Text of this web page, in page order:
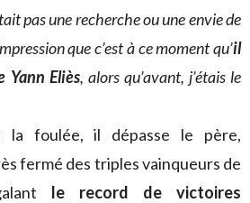
pas une recherche ou une envie de
que c’est à ce moment qu’il
Yann Eliès, alors qu’avant, j’étais le
la foulée, il dépasse le père,
fermé des triples vainqueurs de
le record de victoires